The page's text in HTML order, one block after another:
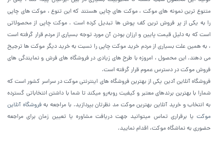
متنوع ترین نمونه های موکت ، موکت های چاپی هستند که این تنوع ، موکت های چاپی
را به یکی از پر فروش ترین کف پوش ها تبدیل کرده است . موکت چاپی از محصولاتی
است که به دلیل قیمت پایین و ارزان بودن آن مورد توجه بسیاری از مردم قرار گرفته است
، به همین علت بسیاری از مردم خرید موکت چاپی را نسبت به خرید دیگر موکت ها ترجیح
می دهند. این محصول ، امروزه با طرح های زیادی در فروشگاه های فرش و نمایندگی های
فروش موکت در دسترس عموم قرار گرفته است.
فروشگاه آنلاین آدین یکی از بهترین فروشگاه های اینترنتی موکت در سراسر کشور است که
شمارا با بهترین برندهای معتبر و کیفیت روبه‌رو میکند تا شما با داشتن انتخاباتی گسترده
به انتخاب و خرید آنلاین بهترین موکت مد نظرتان بپردازید. با مراجعه به فروشگاه آنلاین
موکت یا برقراری تماس میتوانید جهت دریافت مشاوره یا تعیین زمان برای مراجعه
حضوری به نماشگاه موکت، اقدام نمایید.